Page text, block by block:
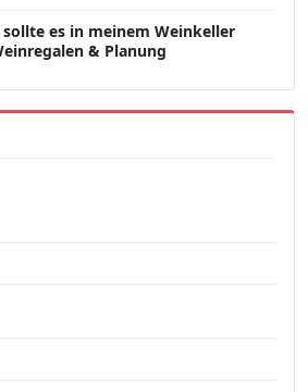
es in meinem Weinkeller
& Planung